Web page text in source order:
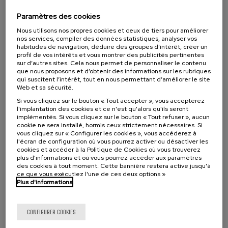
...
À PARTIR DEDernières
places
Gratuit
Date
passée
Liste
d'attente
Période
d'inscription
terminée
SOCIÉTÉ SANTÉ ÉGALITÉ
Salud Mental con Perspectiva de Género VI:
Liderazgo y empoderamiento feminista. No
Paramètres des cookies
Nous utilisons nos propres cookies et ceux de tiers pour améliorer
nos services, compiler des données statistiques, analyser vos
habitudes de navigation, déduire des groupes d’intérêt, créer un
profil de vos intérêts et vous montrer des publicités pertinentes
sur d’autres sites. Cela nous permet de personnaliser le contenu
que nous proposons et d’obtenir des informations sur les rubriques
qui suscitent l’intérêt, tout en nous permettant d’améliorer le site
Web et sa sécurité.
Si vous cliquez sur le bouton « Tout accepter », vous accepterez
l'implantation des cookies et ce n'est qu'alors qu'ils seront
implémentés. Si vous cliquez sur le bouton « Tout refuser », aucun
cookie ne sera installé, hormis ceux strictement nécessaires. Si
vous cliquez sur « Configurer les cookies », vous accéderez à
l'écran de configuration où vous pourrez activer ou désactiver les
cookies et accéder à la Politique de Cookies où vous trouverez
plus d'informations et où vous pourrez accéder aux paramètres
des cookies à tout moment. Cette bannière restera active jusqu'à
ce que vous exécutiez l'une de ces deux options »
Plus d'informations
CONFIGURER COOKIES